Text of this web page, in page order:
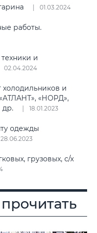
01.03.2024
работы.
и
02.04.2024
и
«НОРД»,
др.
18.01.2023
одежды
28.06.2023
грузовых, с/х